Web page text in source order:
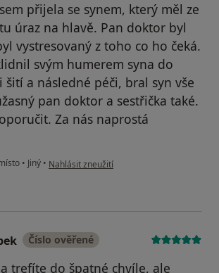
přijela se synem, který měl ze
úraz na hlavě. Pan doktor byl
vystresovaný z toho co ho čeká.
svým humerem syna do
a následné péči, bral syn vše
pan doktor a sestřička také.
Za nás naprostá
• Jiný • podle názoru uživatele Váš účet byl
Nahlásit zneužití
Číslo ověřené
trefíte do špatné chvíle, ale